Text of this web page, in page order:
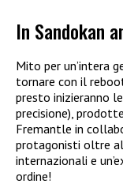
In Sandokan
Mito per un’intera
tornare con il
presto inizieranno
precisione),
Fremantle in
protagonisti oltre
internazionali e
ordine!